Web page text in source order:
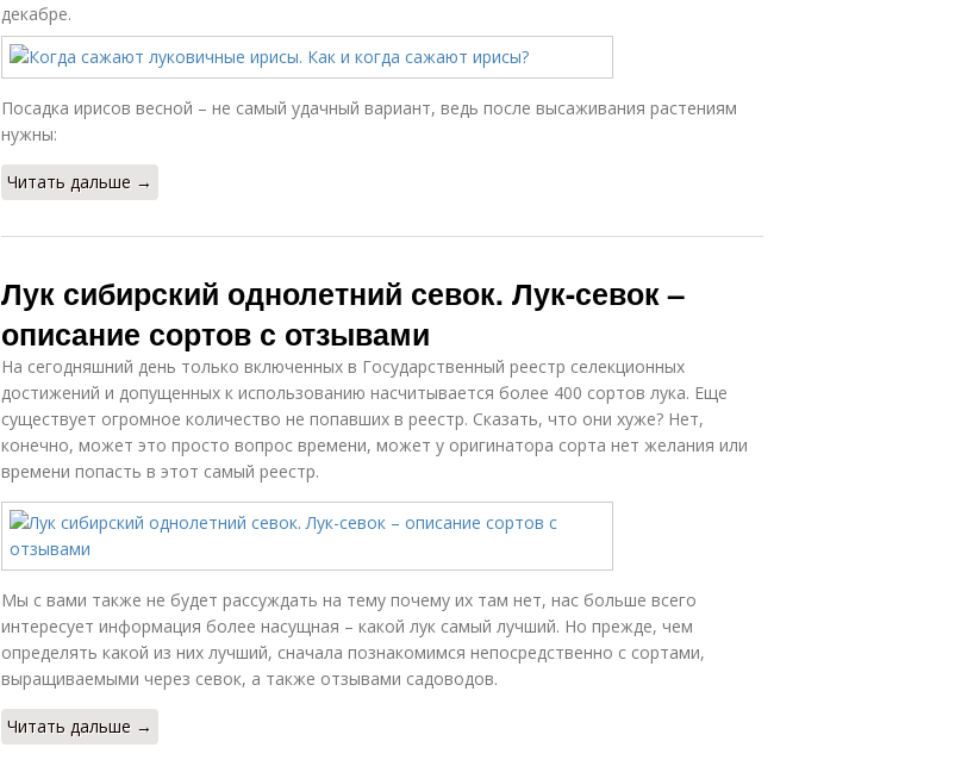
декабре.
Посадка ирисов весной – не самый удачный вариант, ведь после высаживания растениям
нужны:
Читать дальше →
Лук сибирский однолетний севок. Лук-севок –
описание сортов с отзывами
На сегодняшний день только включенных в Государственный реестр селекционных
достижений и допущенных к использованию насчитывается более 400 сортов лука. Еще
существует огромное количество не попавших в реестр. Сказать, что они хуже? Нет,
конечно, может это просто вопрос времени, может у оригинатора сорта нет желания или
времени попасть в этот самый реестр.
Мы с вами также не будет рассуждать на тему почему их там нет, нас больше всего
интересует информация более насущная – какой лук самый лучший. Но прежде, чем
определять какой из них лучший, сначала познакомимся непосредственно с сортами,
выращиваемыми через севок, а также отзывами садоводов.
Читать дальше →